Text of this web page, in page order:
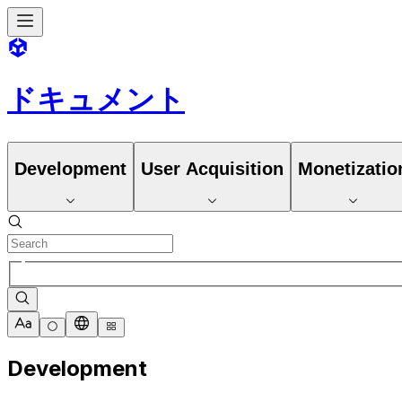
ドキュメント
Development User Acquisition
Development